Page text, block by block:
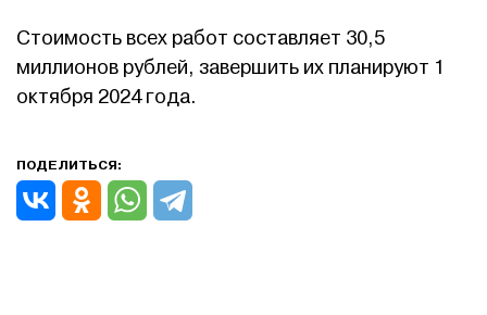
Стоимость всех работ составляет 30,5
миллионов рублей, завершить их планируют 1
октября 2024 года.
ПОДЕЛИТЬСЯ: